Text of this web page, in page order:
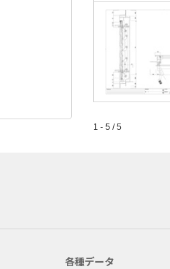
1 - 5 / 5
各種データ